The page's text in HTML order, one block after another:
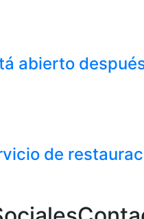
abierto
de